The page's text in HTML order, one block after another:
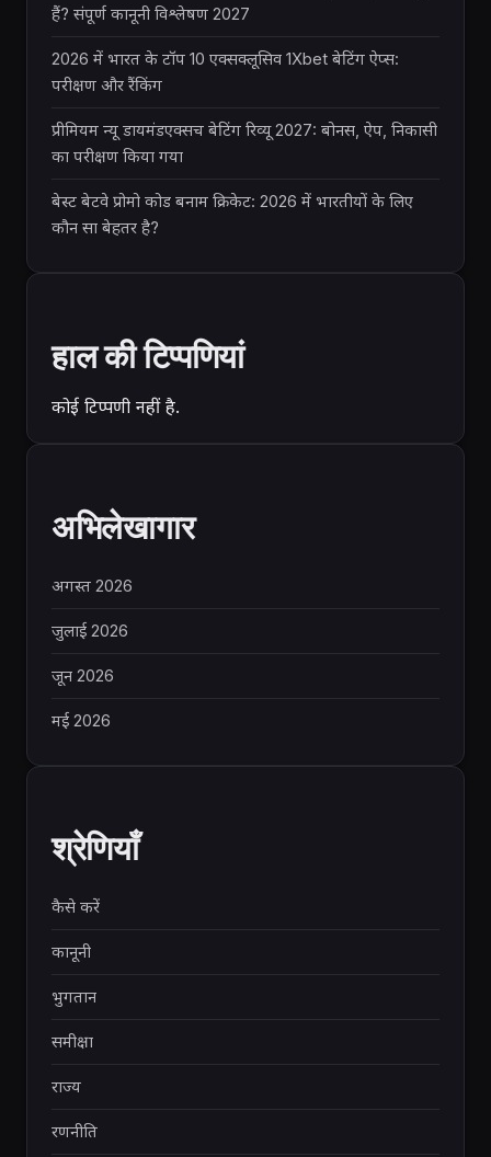
हैं? संपूर्ण कानूनी विश्लेषण 2027
2026 में भारत के टॉप 10 एक्सक्लूसिव 1Xbet बेटिंग ऐप्स:
परीक्षण और रैंकिंग
प्रीमियम न्यू डायमंडएक्सच बेटिंग रिव्यू 2027: बोनस, ऐप, निकासी
का परीक्षण किया गया
बेस्ट बेटवे प्रोमो कोड बनाम क्रिकेट: 2026 में भारतीयों के लिए
कौन सा बेहतर है?
हाल की टिप्पणियां
कोई टिप्पणी नहीं है.
अभिलेखागार
अगस्त 2026
जुलाई 2026
जून 2026
मई 2026
श्रेणियाँ
कैसे करें
कानूनी
भुगतान
समीक्षा
राज्य
रणनीति